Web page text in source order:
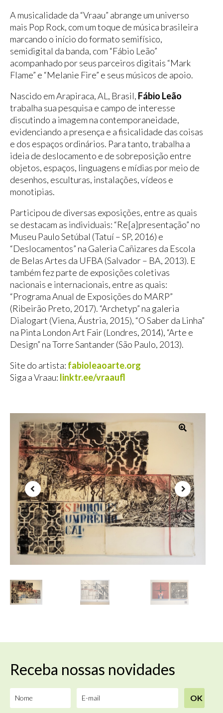
A musicalidade da “Vraau” abrange um universo
mais Pop Rock, com um toque de música brasileira
marcando o início do formato semifísico,
semidigital da banda, com “Fábio Leão”
acompanhado por seus parceiros digitais “Mark
Flame” e “Melanie Fire” e seus músicos de apoio.
Nascido em Arapiraca, AL, Brasil, Fábio Leão
trabalha sua pesquisa e campo de interesse
discutindo a imagem na contemporaneidade,
evidenciando a presença e a fisicalidade das coisas
e dos espaços ordinários. Para tanto, trabalha a
ideia de deslocamento e de sobreposição entre
objetos, espaços, linguagens e mídias por meio de
desenhos, esculturas, instalações, vídeos e
monotipias.
Participou de diversas exposições, entre as quais
se destacam as individuais: “Re[a]presentação” no
Museu Paulo Setúbal (Tatuí – SP, 2016) e
“Deslocamentos” na Galeria Cañizares da Escola
de Belas Artes da UFBA (Salvador – BA, 2013). E
também fez parte de exposições coletivas
nacionais e internacionais, entre as quais:
“Programa Anual de Exposições do MARP”
(Ribeirão Preto, 2017). “Archetyp” na galeria
Dialogart (Viena, Áustria, 2015), “O Saber da Linha”
na Pinta London Art Fair (Londres, 2014), “Arte e
Design” na Torre Santander (São Paulo, 2013).
Site do artista: fabioleaoarte.org
Siga a Vraau: linktr.ee/vraaufl
Receba nossas novidades